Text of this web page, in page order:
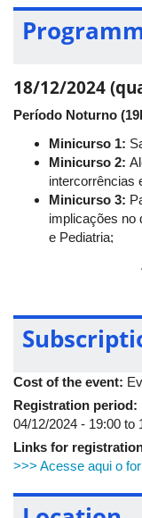
Acadêmica de
(Laenp), o evento
dinâmicas e
prática profissional!
18/12/2024
Período Noturno
Minicurso 1:
Minicurso 2:
intercorrências
Minicurso 3:
implicações no
e Pediatria;
para promover
19/12/2024
Período da Manhã
7h às 8h:
8h30 às 10h:
criança,
e experiência
10h30 às
alimentação do
11h15 às 12h:
Cost of the event:
Registration period:
04/12/2024 - 19:00 to
Links for
>>> Acesse aqui o